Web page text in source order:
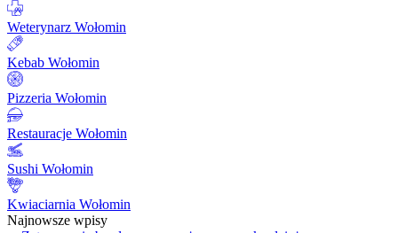
Weterynarz Wołomin
Kebab Wołomin
Pizzeria Wołomin
Restauracje Wołomin
Sushi Wołomin
Kwiaciarnia Wołomin
Najnowsze wpisy